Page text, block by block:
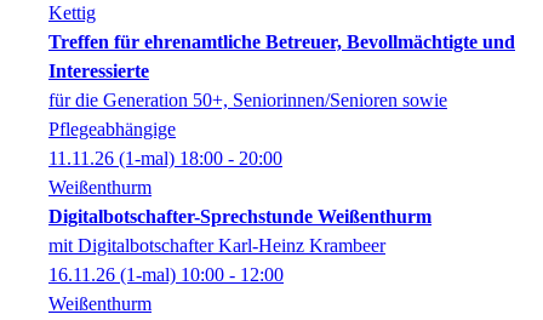
Kettig
Treffen für ehrenamtliche Betreuer, Bevollmächtigte und
Interessierte
für die Generation 50+, Seniorinnen/Senioren sowie
Pflegeabhängige
11.11.26 (1-mal) 18:00 - 20:00
Weißenthurm
Digitalbotschafter-Sprechstunde Weißenthurm
mit Digitalbotschafter Karl-Heinz Krambeer
16.11.26 (1-mal) 10:00 - 12:00
Weißenthurm